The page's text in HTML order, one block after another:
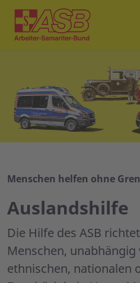
Menschen helfen ohne
Auslandshilfe
Die Hilfe des ASB
Menschen,
ethnischen, nationalen